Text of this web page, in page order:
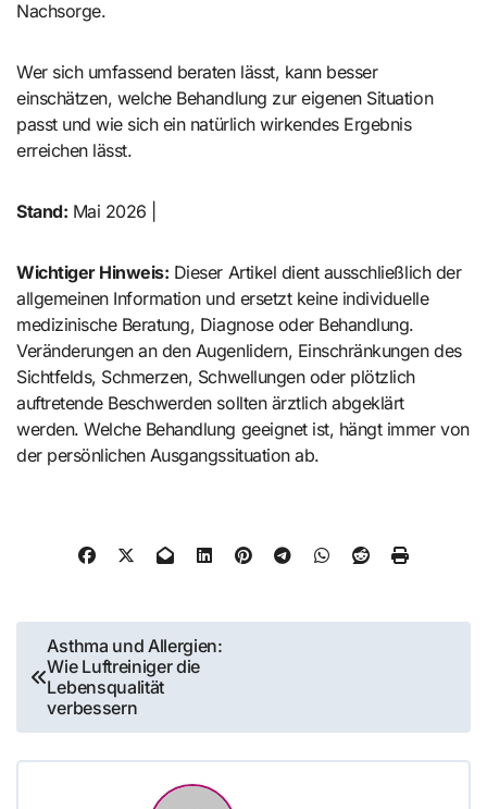
Nachsorge.
Wer sich umfassend beraten lässt, kann besser
einschätzen, welche Behandlung zur eigenen Situation
passt und wie sich ein natürlich wirkendes Ergebnis
erreichen lässt.
Stand: Mai 2026 |
Wichtiger Hinweis: Dieser Artikel dient ausschließlich der
allgemeinen Information und ersetzt keine individuelle
medizinische Beratung, Diagnose oder Behandlung.
Veränderungen an den Augenlidern, Einschränkungen des
Sichtfelds, Schmerzen, Schwellungen oder plötzlich
auftretende Beschwerden sollten ärztlich abgeklärt
werden. Welche Behandlung geeignet ist, hängt immer von
der persönlichen Ausgangssituation ab.
Beitragsnavigation
Asthma und Allergien:
Wie Luftreiniger die
Lebensqualität
verbessern